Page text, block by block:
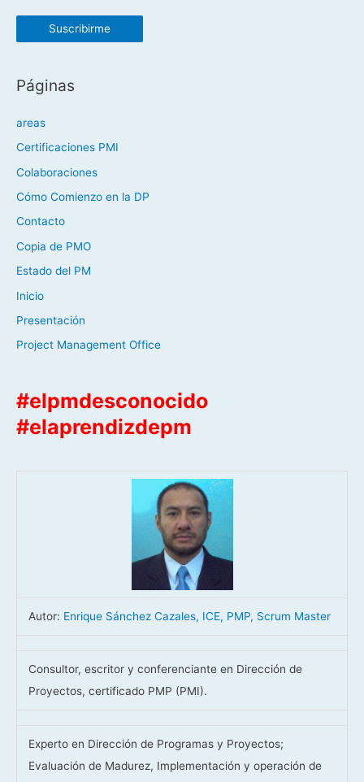
Páginas
areas
Certificaciones PMI
Colaboraciones
Cómo Comienzo en la DP
Contacto
Copia de PMO
Estado del PM
Inicio
Presentación
Project Management Office
#elpmdesconocido
#elaprendizdepm
Autor: Enrique Sánchez Cazales, ICE, PMP, Scrum Master
Consultor, escritor y conferenciante en Dirección de
Proyectos, certificado PMP (PMI).
Experto en Dirección de Programas y Proyectos;
Evaluación de Madurez, Implementación y operación de